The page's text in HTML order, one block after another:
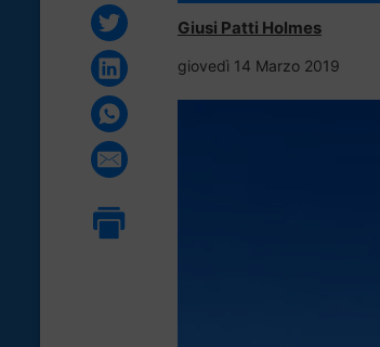
Giusi Patti Holmes
giovedì 14 Marzo 2019